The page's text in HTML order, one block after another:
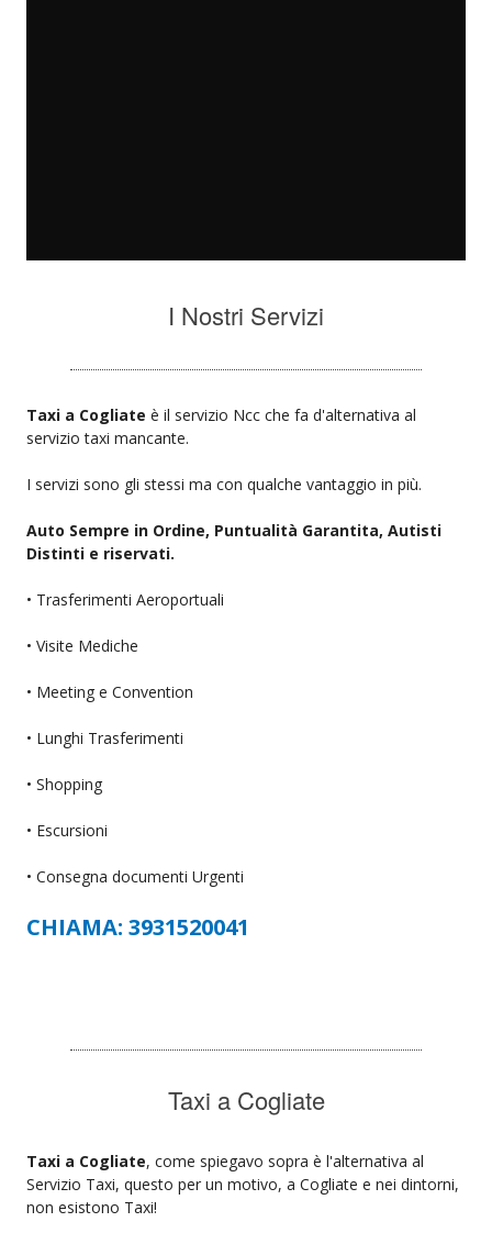
I Nostri Servizi
Taxi a Cogliate è il servizio Ncc che fa d'alternativa al
servizio taxi mancante.
I servizi sono gli stessi ma con qualche vantaggio in più.
Auto Sempre in Ordine, Puntualità Garantita, Autisti
Distinti e riservati.
• Trasferimenti Aeroportuali
• Visite Mediche
• Meeting e Convention
• Lunghi Trasferimenti
• Shopping
• Escursioni
• Consegna documenti Urgenti
CHIAMA: 3931520041
Taxi a Cogliate
Taxi a Cogliate, come spiegavo sopra è l'alternativa al
Servizio Taxi, questo per un motivo, a Cogliate e nei dintorni,
non esistono Taxi!